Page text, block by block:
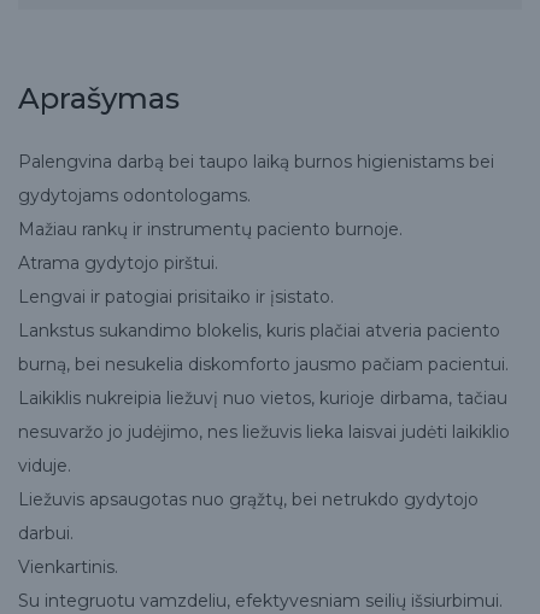
Aprašymas
Palengvina darbą bei taupo laiką burnos higienistams bei
gydytojams odontologams.
Mažiau rankų ir instrumentų paciento burnoje.
Atrama gydytojo pirštui.
Lengvai ir patogiai prisitaiko ir įsistato.
Lankstus sukandimo blokelis, kuris plačiai atveria paciento
burną, bei nesukelia diskomforto jausmo pačiam pacientui.
Laikiklis nukreipia liežuvį nuo vietos, kurioje dirbama, tačiau
nesuvaržo jo judėjimo, nes liežuvis lieka laisvai judėti laikiklio
viduje.
Liežuvis apsaugotas nuo grąžtų, bei netrukdo gydytojo
darbui.
Vienkartinis.
Su integruotu vamzdeliu, efektyvesniam seilių išsiurbimui.